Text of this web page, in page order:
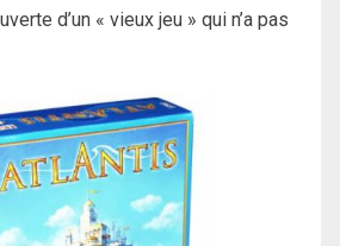
d’un « vieux jeu » qui n’a pas